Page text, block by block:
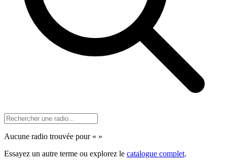
Aucune radio trouvée pour « »
Essayez un autre terme ou explorez le catalogue complet.